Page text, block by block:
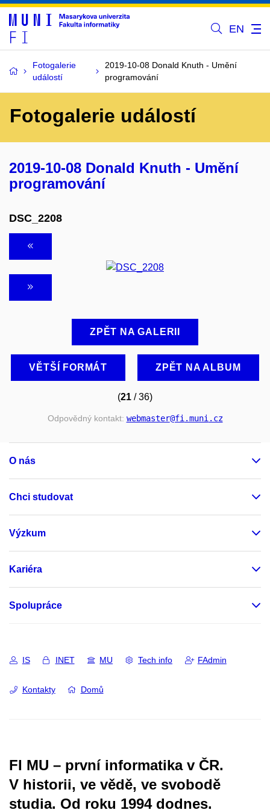
EN
Fotogalerie
událostí
2019-10-08 Donald Knuth - Umění
programování
Fotogalerie událostí
2019-10-08 Donald Knuth - Umění
programování
DSC_2208
ZPĚT NA GALERII
VĚTŠÍ FORMÁT ZPĚT NA ALBUM
(21 / 36)
Odpovědný kontakt: webmaster@fi.muni.cz
O nás
Chci studovat
Výzkum
Kariéra
Spolupráce
IS INET MU Tech info FAdmin
Kontakty Domů
FI MU – první informatika v ČR.
V historii, ve vědě, ve svobodě
studia. Od roku 1994 dodnes.